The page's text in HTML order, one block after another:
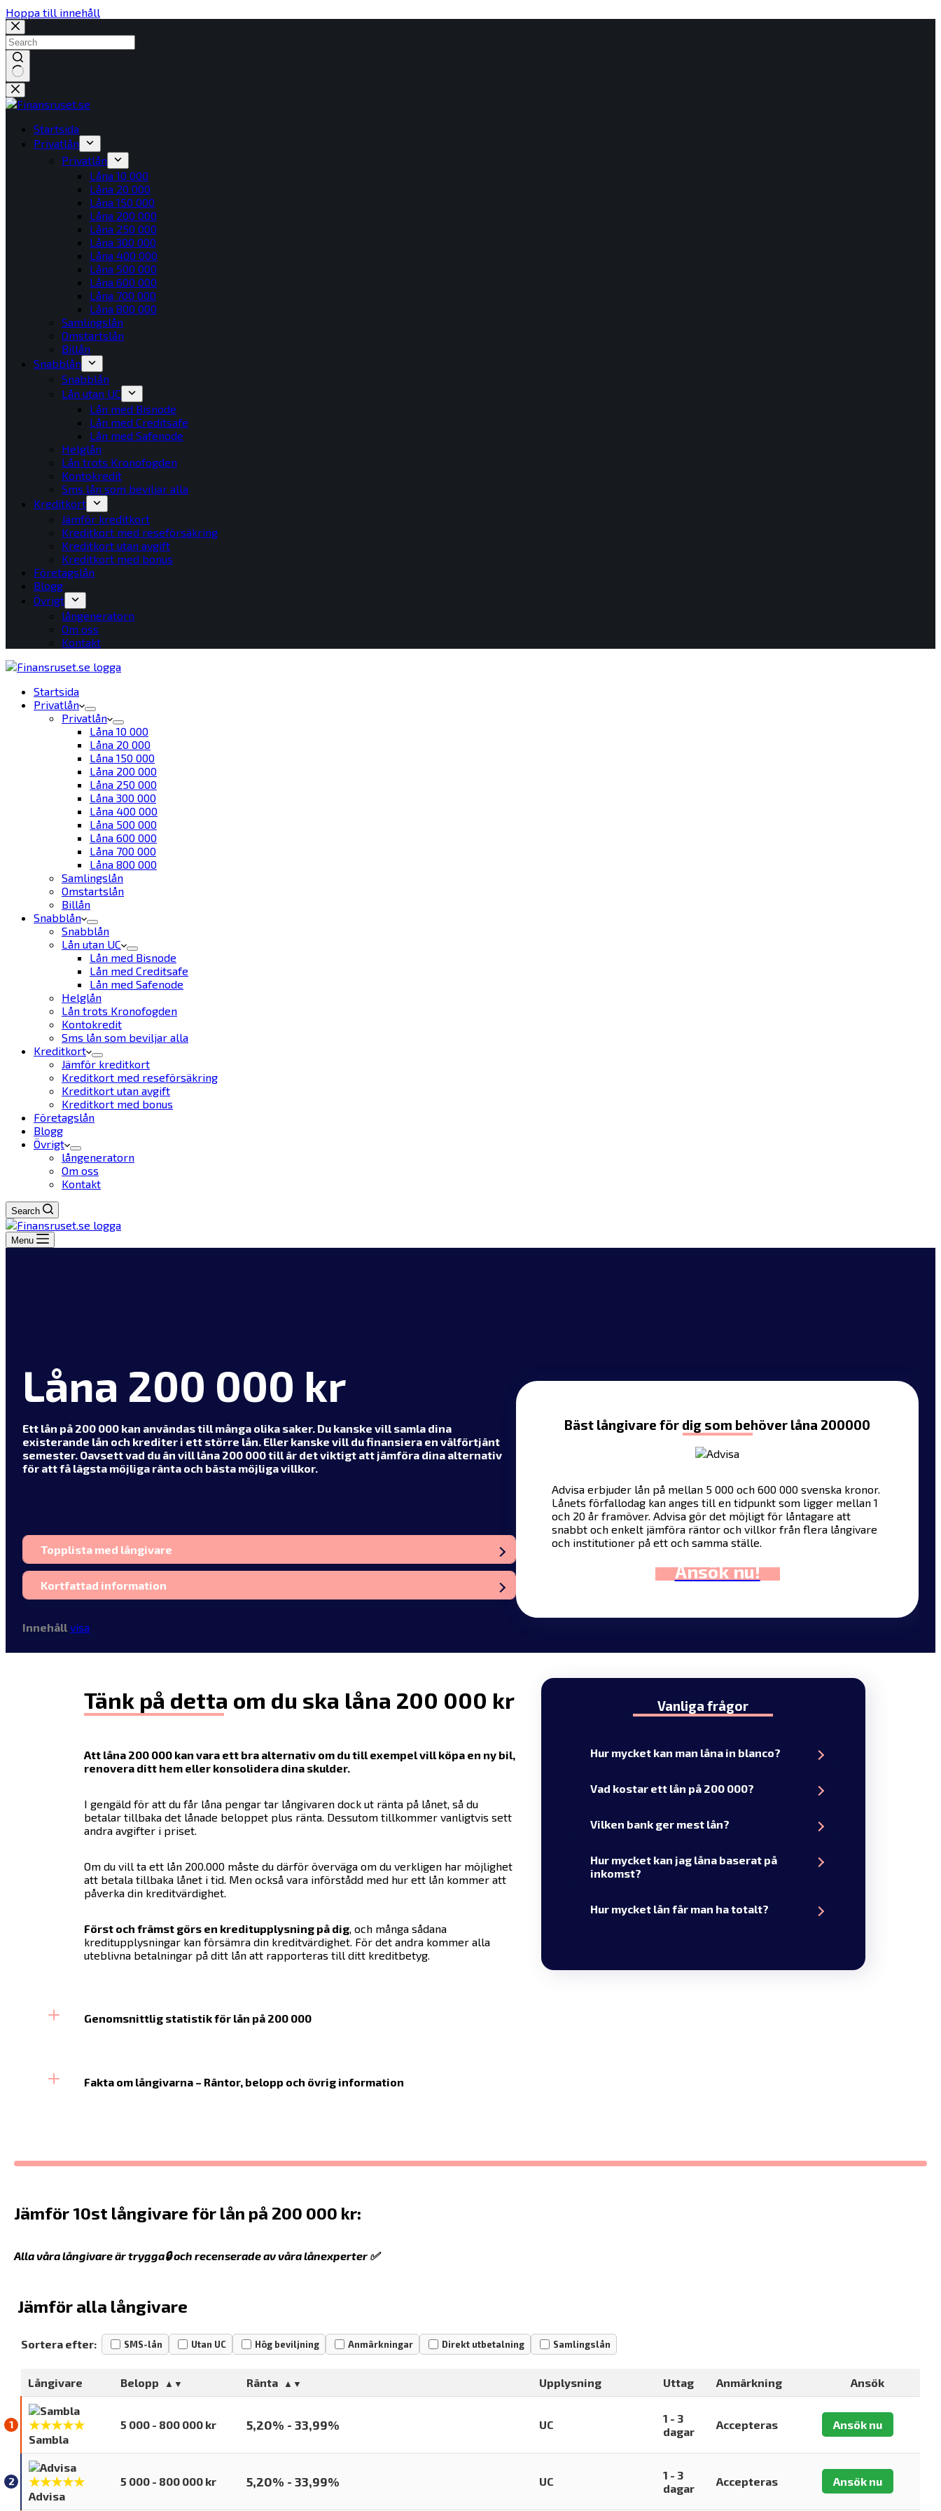
Hoppa till innehåll
Inga
resultat
Startsida
Privatlån
Privatlån
Låna 10 000
Låna 20 000
Låna 150 000
Låna 200 000
Låna 250 000
Låna 300 000
Låna 400 000
Låna 500 000
Låna 600 000
Låna 700 000
Låna 800 000
Samlingslån
Omstartslån
Billån
Snabblån
Snabblån
Lån utan UC
Lån med Bisnode
Lån med Creditsafe
Lån med Safenode
Helglån
Lån trots Kronofogden
Kontokredit
Sms lån som beviljar alla
Kreditkort
Jämför kreditkort
Kreditkort med reseförsäkring
Kreditkort utan avgift
Kreditkort med bonus
Företagslån
Blogg
Övrigt
långeneratorn
Om oss
Kontakt
Startsida
Privatlån
Privatlån
Låna 10 000
Låna 20 000
Låna 150 000
Låna 200 000
Låna 250 000
Låna 300 000
Låna 400 000
Låna 500 000
Låna 600 000
Låna 700 000
Låna 800 000
Samlingslån
Omstartslån
Billån
Snabblån
Snabblån
Lån utan UC
Lån med Bisnode
Lån med Creditsafe
Lån med Safenode
Helglån
Lån trots Kronofogden
Kontokredit
Sms lån som beviljar alla
Kreditkort
Jämför kreditkort
Kreditkort med reseförsäkring
Kreditkort utan avgift
Kreditkort med bonus
Företagslån
Blogg
Övrigt
långeneratorn
Om oss
Kontakt
Search
Menu
Låna 200 000 kr
Ett lån på 200 000 kan användas till många olika saker. Du kanske vill samla dina
existerande lån och krediter i ett större lån. Eller kanske vill du finansiera en välförtjänt
semester. Oavsett vad du än vill låna 200 000 till är det viktigt att jämföra dina alternativ
för att få lägsta möjliga ränta och bästa möjliga villkor.
Topplista med långivare
Kortfattad information
Innehåll visa
Bäst långivare för dig som behöver låna 200000
Advisa erbjuder lån på mellan 5 000 och 600 000 svenska kronor.
Lånets förfallodag kan anges till en tidpunkt som ligger mellan 1
och 20 år framöver. Advisa gör det möjligt för låntagare att
snabbt och enkelt jämföra räntor och villkor från flera långivare
och institutioner på ett och samma ställe.
Ansök nu!
Tänk på detta om du ska låna 200 000 kr
Att låna 200 000 kan vara ett bra alternativ om du till exempel vill köpa en ny bil,
renovera ditt hem eller konsolidera dina skulder.
I gengäld för att du får låna pengar tar långivaren dock ut ränta på lånet, så du
betalar tillbaka det lånade beloppet plus ränta. Dessutom tillkommer vanligtvis sett
andra avgifter i priset.
Om du vill ta ett lån 200.000 måste du därför överväga om du verkligen har möjlighet
att betala tillbaka lånet i tid. Men också vara införstådd med hur ett lån kommer att
påverka din kreditvärdighet.
Först och främst görs en kreditupplysning på dig, och många sådana
kreditupplysningar kan försämra din kreditvärdighet. För det andra kommer alla
uteblivna betalningar på ditt lån att rapporteras till ditt kreditbetyg.
Vanliga frågor
Hur mycket kan man låna in blanco?
Vad kostar ett lån på 200 000?
Vilken bank ger mest lån?
Hur mycket kan jag låna baserat på
inkomst?
Hur mycket lån får man ha totalt?
Genomsnittlig statistik för lån på 200 000
Fakta om långivarna – Räntor, belopp och övrig information
Jämför 10st långivare för lån på 200 000 kr:
Alla våra långivare är trygga🔒 och recenserade av våra lånexperter ✅
Jämför alla långivare
Sortera efter: SMS-lån Utan UC Hög beviljning Anmärkningar Direkt utbetalning Samlingslån
Långivare Belopp Ränta Upplysning Uttag Anmärkning Ansök
★★★★★
Sambla
5 000 - 800 000 kr 5,20% - 33,99% UC
1 - 3
dagar
Accepteras Ansök nu
★★★★★
Advisa
5 000 - 800 000 kr 5,20% - 33,99% UC
1 - 3
dagar
Accepteras Ansök nu